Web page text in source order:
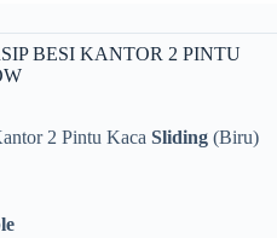
BESI KANTOR 2 PINTU
2 Pintu Kaca Sliding (Biru)